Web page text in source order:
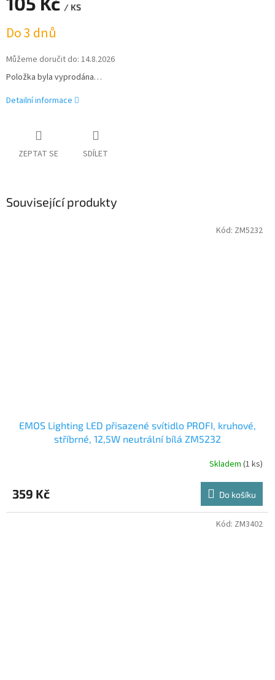
/ KS
cena:
Do 3 dnů
Můžeme doručit do: 14.8.2026
Položka byla vyprodána…
Detailní informace
ZEPTAT SE SDÍLET
Související produkty
EMOS Lighting LED přisazené svítidlo PROFI, kruhové,
stříbrné, 12,5W neutrální bílá ZM5232
Skladem (1 ks)
359 Kč Do košíku
Kód: ZM5232
Kód: ZM3402